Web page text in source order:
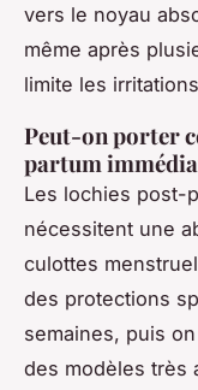
vers le noyau
même après
limite les
Peut-on porter
partum
Les lochies post-
nécessitent une
culottes
des protections
semaines, puis
des modèles très